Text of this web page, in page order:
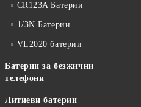
CR123A Батерии
1/3N Батерии
VL2020 батерии
Батерии за безжични
телефони
Литиеви батерии